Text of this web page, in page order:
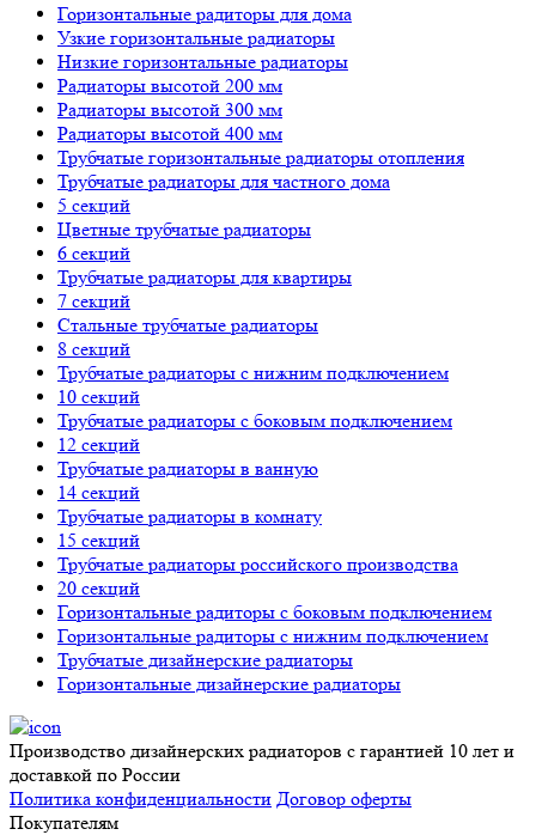
Горизонтальные радиторы для дома
Узкие горизонтальные радиаторы
Низкие горизонтальные радиаторы
Радиаторы высотой 200 мм
Радиаторы высотой 300 мм
Радиаторы высотой 400 мм
Трубчатые горизонтальные радиаторы отопления
Трубчатые радиаторы для частного дома
5 секций
Цветные трубчатые радиаторы
6 секций
Трубчатые радиаторы для квартиры
7 секций
Стальные трубчатые радиаторы
8 секций
Трубчатые радиаторы с нижним подключением
10 секций
Трубчатые радиаторы с боковым подключением
12 секций
Трубчатые радиаторы в ванную
14 секций
Трубчатые радиаторы в комнату
15 секций
Трубчатые радиаторы российского производства
20 секций
Горизонтальные радиторы с боковым подключением
Горизонтальные радиторы с нижним подключением
Трубчатые дизайнерские радиаторы
Горизонтальные дизайнерские радиаторы
Производство дизайнерских радиаторов с гарантией 10 лет и
доставкой по России
Политика конфиденциальности Договор оферты
Покупателям